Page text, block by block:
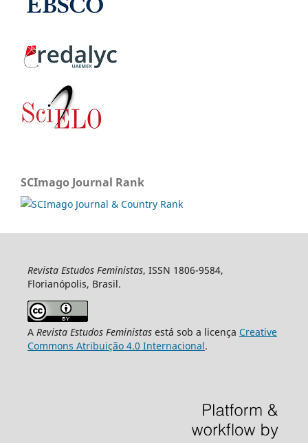
SCImago Journal Rank
Revista Estudos Feministas, ISSN 1806-9584,
Florianópolis, Brasil.
A Revista Estudos Feministasestá sob a licença Creative
Commons Atribuição 4.0 Internacional.